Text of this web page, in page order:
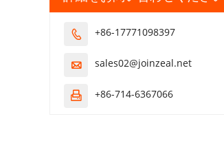
 +86-17771098397
 sales02@joinzeal.net
 +86-714-6367066